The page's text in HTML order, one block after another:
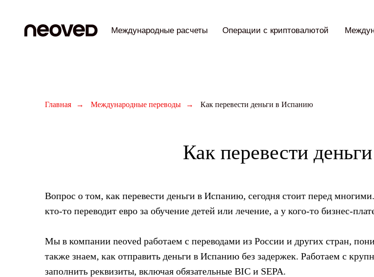
Операции с криптовалютой
Международные расчеты
Главная → Международные переводы → Как перевести деньги в Испанию
Как перевести
Вопрос о том, как перевести деньги в Испанию, сегодня стоит перед
кто-то переводит евро за обучение детей или лечение, а у кого-то бизнес-
Мы в компании neoved работаем с переводами из России и других стран,
также знаем, как отправить деньги в Испанию без задержек. Работаем с
заполнить реквизиты, включая обязательные BIC и SEPA.